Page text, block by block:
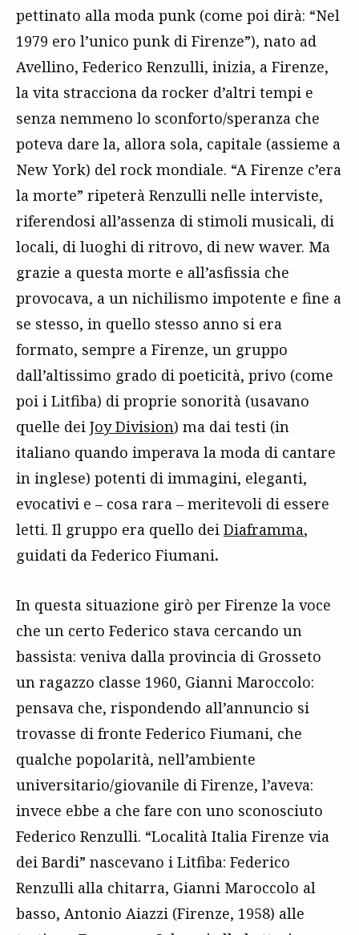
pettinato alla moda punk (come poi dirà: “Nel
1979 ero l’unico punk di Firenze”), nato ad
Avellino, Federico Renzulli, inizia, a Firenze,
la vita stracciona da rocker d’altri tempi e
senza nemmeno lo sconforto/speranza che
poteva dare la, allora sola, capitale (assieme a
New York) del rock mondiale. “A Firenze c’era
la morte” ripeterà Renzulli nelle interviste,
riferendosi all’assenza di stimoli musicali, di
locali, di luoghi di ritrovo, di new waver. Ma
grazie a questa morte e all’asfissia che
provocava, a un nichilismo impotente e fine a
se stesso, in quello stesso anno si era
formato, sempre a Firenze, un gruppo
dall’altissimo grado di poeticità, privo (come
poi i Litfiba) di proprie sonorità (usavano
quelle dei Joy Division) ma dai testi (in
italiano quando imperava la moda di cantare
in inglese) potenti di immagini, eleganti,
evocativi e – cosa rara – meritevoli di essere
letti. Il gruppo era quello dei Diaframma,
guidati da Federico Fiumani.
In questa situazione girò per Firenze la voce
che un certo Federico stava cercando un
bassista: veniva dalla provincia di Grosseto
un ragazzo classe 1960, Gianni Maroccolo:
pensava che, rispondendo all’annuncio si
trovasse di fronte Federico Fiumani, che
qualche popolarità, nell’ambiente
universitario/giovanile di Firenze, l’aveva:
invece ebbe a che fare con uno sconosciuto
Federico Renzulli. “Località Italia Firenze via
dei Bardi” nascevano i Litfiba: Federico
Renzulli alla chitarra, Gianni Maroccolo al
basso, Antonio Aiazzi (Firenze, 1958) alle